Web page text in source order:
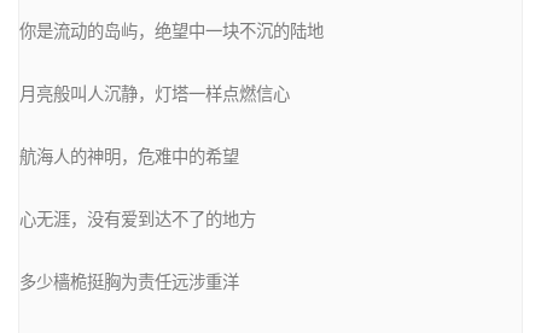
你是流动的岛屿，绝望中一块不沉的陆地
月亮般叫人沉静，灯塔一样点燃信心
航海人的神明，危难中的希望
心无涯，没有爱到达不了的地方
多少樯桅挺胸为责任远涉重洋